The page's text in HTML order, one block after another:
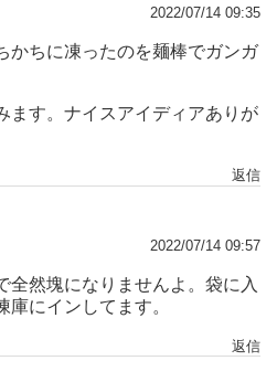
2022/07/14 09:35
かちに凍ったのを麺棒でガンガ
ます。ナイスアイディアありが
返信
2022/07/14 09:57
全然塊になりませんよ。袋に入
にインしてます。
返信